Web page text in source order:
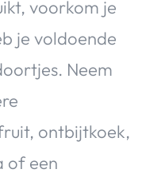
voorkom je
je voldoende
Neem
ontbijtkoek,
of een